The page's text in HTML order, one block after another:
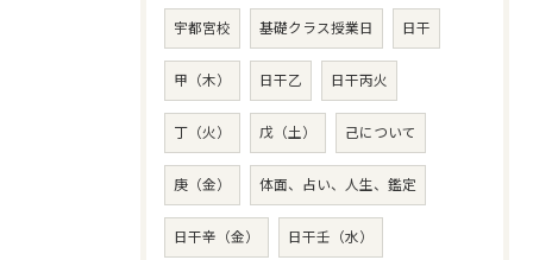
宇都宮校 基礎クラス授業日 日干
甲（木） 日干乙 日干丙火
丁（火） 戊（土） 己について
庚（金） 体面、占い、人生、鑑定
日干辛（金） 日干壬（水）